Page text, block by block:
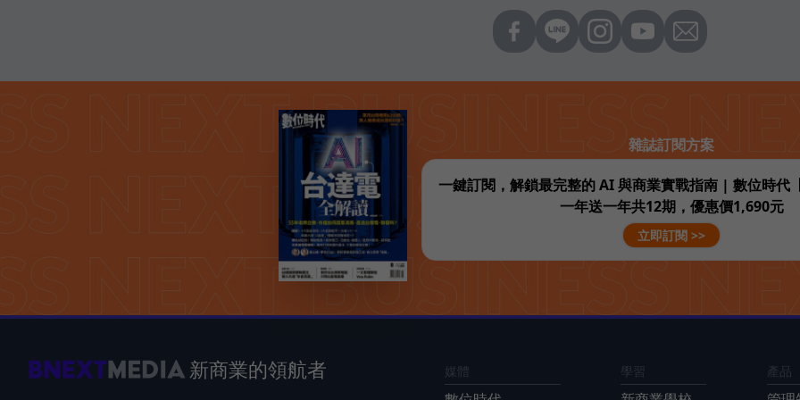
雜誌訂閱方案
一鍵訂閱，解鎖最完整的 AI 與商業實戰指南 | 數位時代
一年送一年共12期，優惠價1,690元
立即訂閱 >>
新商業的領航者 媒體 學習 產品